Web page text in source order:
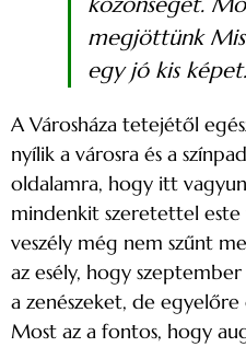
megjöttünk
egy jó kis képet.
A Városháza tetejétől
nyílik a városra és a
oldalamra, hogy itt
mindenkit szeretettel este
veszély még nem szűnt
az esély, hogy
a zenészeket, de
Most az a fontos, hogy